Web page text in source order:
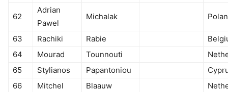
62
Adrian
Pawel
Michalak
63 Rachiki Rabie
64
Mourad Tounnouti
65
Stylianos Papantoniou
66
Mitchel Blaauw